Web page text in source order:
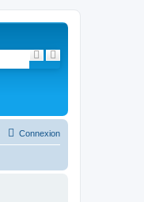
e
h
r
e
h
a
v
Connexion